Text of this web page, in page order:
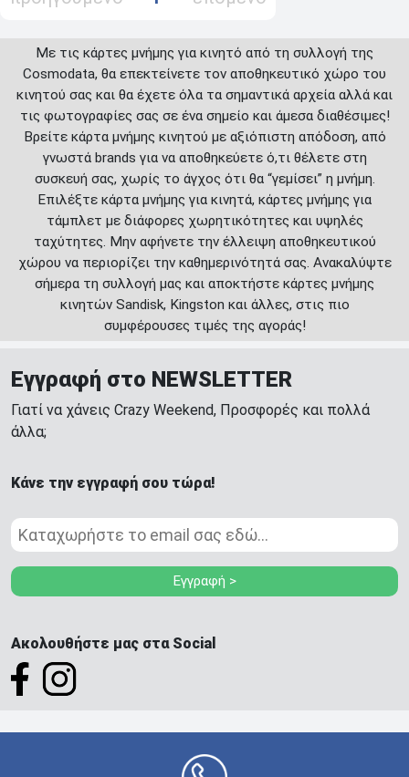
Με τις κάρτες μνήμης για κινητό από τη συλλογή της
Cosmodata, θα επεκτείνετε τον αποθηκευτικό χώρο του
κινητού σας και θα έχετε όλα τα σημαντικά αρχεία αλλά και
τις φωτογραφίες σας σε ένα σημείο και άμεσα διαθέσιμες!
Βρείτε κάρτα μνήμης κινητού με αξιόπιστη απόδοση, από
γνωστά brands για να αποθηκεύετε ό,τι θέλετε στη
συσκευή σας, χωρίς το άγχος ότι θα “γεμίσει” η μνήμη.
Επιλέξτε κάρτα μνήμης για κινητά, κάρτες μνήμης για
τάμπλετ με διάφορες χωρητικότητες και υψηλές
ταχύτητες. Μην αφήνετε την έλλειψη αποθηκευτικού
χώρου να περιορίζει την καθημερινότητά σας. Ανακαλύψτε
σήμερα τη συλλογή μας και αποκτήστε κάρτες μνήμης
κινητών Sandisk, Kingston και άλλες, στις πιο
συμφέρουσες τιμές της αγοράς!
Εγγραφή στο NEWSLETTER
Γιατί να χάνεις Crazy Weekend, Προσφορές και πολλά
άλλα;
Κάνε την εγγραφή σου τώρα!
Εγγραφή >
Ακολουθήστε μας στα Social